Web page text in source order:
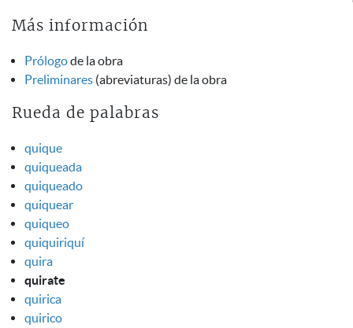
Más información
Prólogode la obra
Preliminares (abreviaturas) de la obra
Rueda de palabras
quique
quiqueada
quiqueado
quiquear
quiqueo
quiquiriquí
quira
quirate
quirica
quirico